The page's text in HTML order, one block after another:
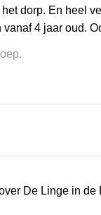
dorp. En heel
4 jaar oud.
De Linge in